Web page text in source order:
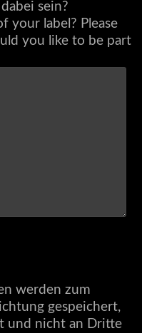
sein?
your label? Please
you like to be part
werden zum
gespeichert,
und nicht an Dritte